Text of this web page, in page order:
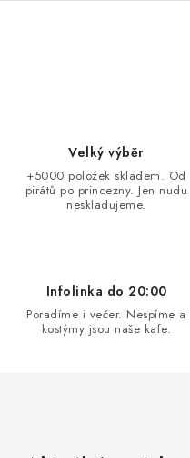
Velký výběr
+5000 položek skladem. Od
pirátů po princezny. Jen nudu
neskladujeme.
Infolinka do 20:00
Poradíme i večer. Nespíme a
kostýmy jsou naše kafe.